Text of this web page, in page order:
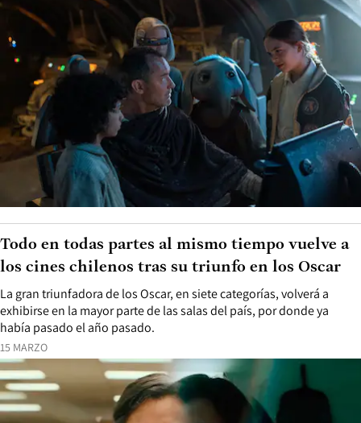
15 MARZO
La gran triunfadora de los Oscar, en siete categorías, volverá a
exhibirse en la mayor parte de las salas del país, por donde ya
había pasado el año pasado.
Todo en todas partes al mismo tiempo vuelve a
los cines chilenos tras su triunfo en los Oscar